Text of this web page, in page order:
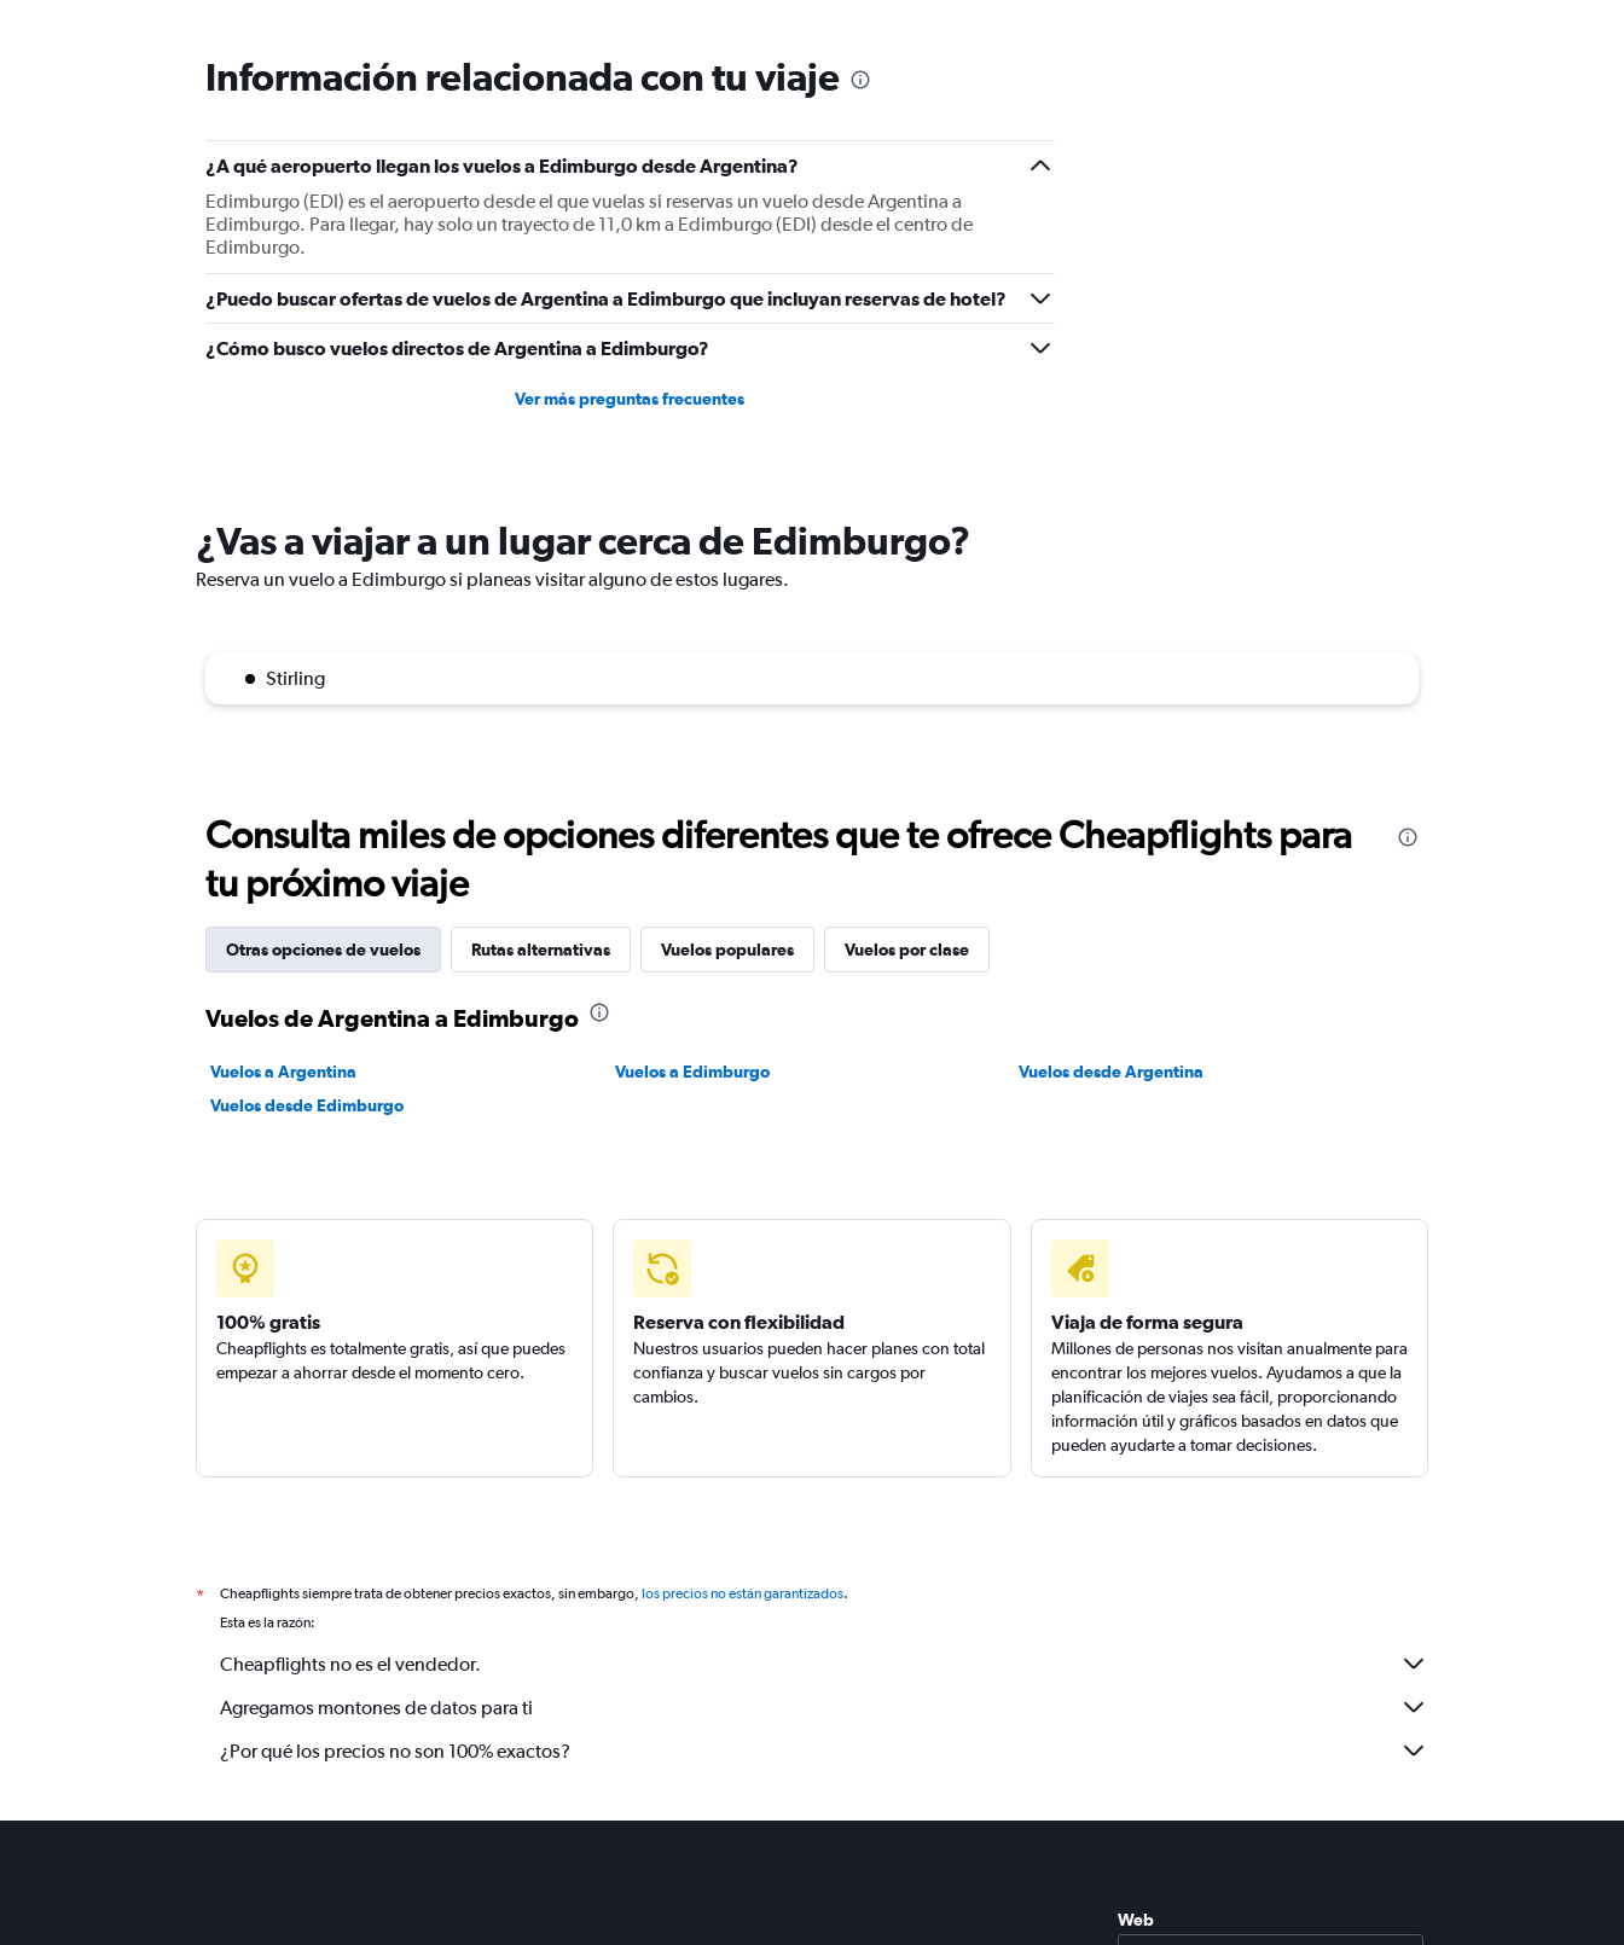
chart
has
Y
axis
displaying
values.
Range:
to
3600.
Información relacionada con tu viaje
¿A qué aeropuerto llegan los vuelos a Edimburgo desde Argentina?
Edimburgo (EDI) es el aeropuerto desde el que vuelas si reservas un vuelo desde Argentina a
Edimburgo. Para llegar, hay solo un trayecto de 11,0 km a Edimburgo (EDI) desde el centro de
Edimburgo.
¿Puedo buscar ofertas de vuelos de Argentina a Edimburgo que incluyan reservas de hotel?
¿Cómo busco vuelos directos de Argentina a Edimburgo?
Ver más preguntas frecuentes
¿Vas a viajar a un lugar cerca de Edimburgo?
Reserva un vuelo a Edimburgo si planeas visitar alguno de estos lugares.
Stirling
Consulta miles de opciones diferentes que te ofrece Cheapflights para
tu próximo viaje
Otras opciones de vuelos Rutas alternativas Vuelos populares Vuelos por clase
Vuelos de Argentina a Edimburgo
Vuelos a Argentina Vuelos a Edimburgo
Vuelos desde Argentina
Vuelos desde Edimburgo
100% gratis
Cheapflights es totalmente gratis, así que puedes
empezar a ahorrar desde el momento cero.
Reserva con flexibilidad
Nuestros usuarios pueden hacer planes con total
confianza y buscar vuelos sin cargos por
cambios.
Viaja de forma segura
Millones de personas nos visitan anualmente para
encontrar los mejores vuelos. Ayudamos a que la
planificación de viajes sea fácil, proporcionando
información útil y gráficos basados en datos que
pueden ayudarte a tomar decisiones.
* Cheapflights siempre trata de obtener precios exactos, sin embargo, los precios no están garantizados.
Esta es la razón:
Cheapflights no es el vendedor.
Agregamos montones de datos para ti
¿Por qué los precios no son 100% exactos?
Web